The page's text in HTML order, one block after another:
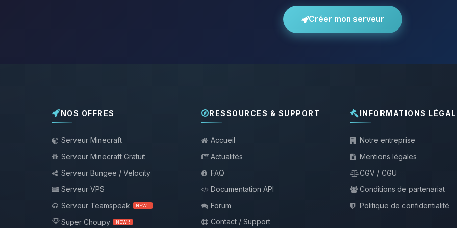
Créer mon serveur
NOS OFFRES
Serveur Minecraft
Serveur Minecraft Gratuit
Serveur Bungee / Velocity
Serveur VPS
Serveur Teamspeak
NEW !
Super Choupy NEW !
RESSOURCES & SUPPORT
Accueil
Actualités
FAQ
Documentation API
Forum
Contact / Support
INFORMATIONS
Notre entreprise
Mentions légales
CGV / CGU
Conditions de partenariat
Politique de confidentialité